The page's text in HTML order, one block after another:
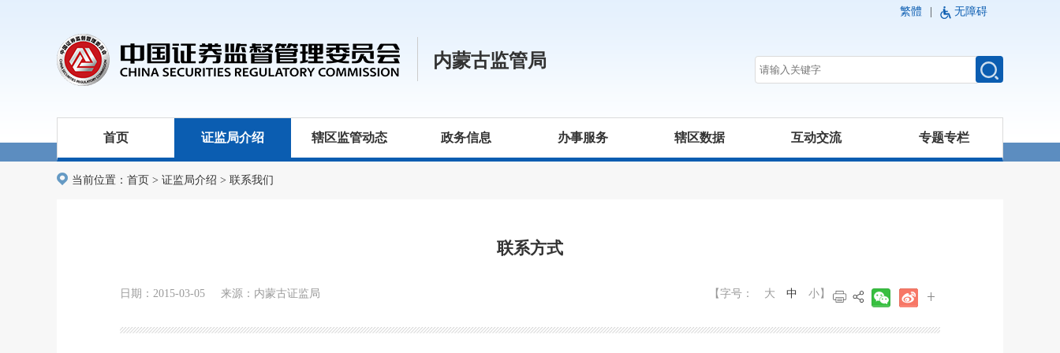
繁體 无障碍
内蒙古监管局
首页 证监局介绍 辖区监管动态 政务信息 办事服务 辖区数据 互动交流 专题专栏
当前位置： 首页 > 证监局介绍 > 联系我们
联系方式
日期：2015-03-05 来源：内蒙古证监局 【字号： 大 中 小 】